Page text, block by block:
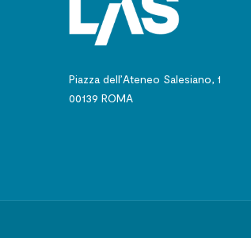
Piazza dell’Ateneo Salesiano, 1
00139 ROMA